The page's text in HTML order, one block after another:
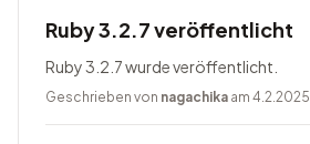
Ruby 3.2.7 veröffentlicht
Ruby 3.2.7 wurde veröffentlicht.
Geschrieben von nagachika am 4.2.2025